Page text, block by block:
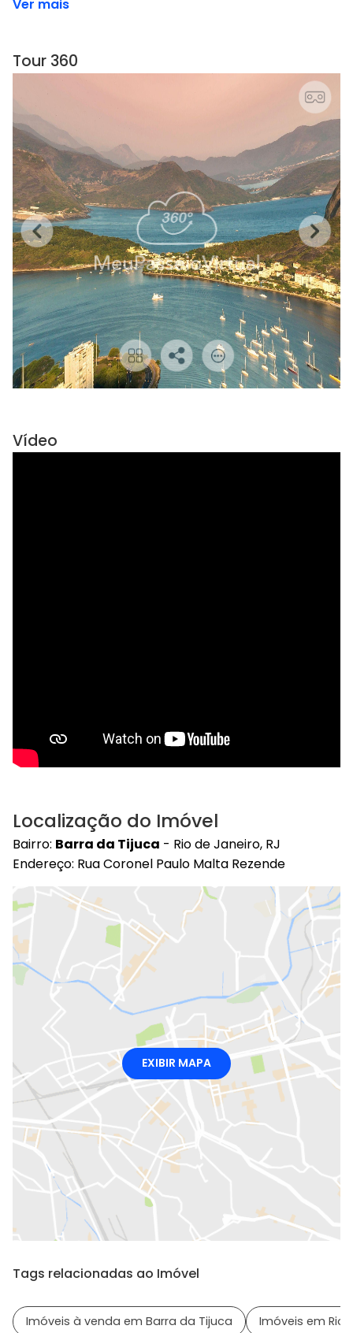
Ver mais
Tour 360
Vídeo
Localização do Imóvel
Bairro: Barra da Tijuca - Rio de Janeiro, RJ
Endereço: Rua Coronel Paulo Malta Rezende
EXIBIR MAPA
Tags relacionadas ao Imóvel
Imóveis à venda em Barra da Tijuca
Imóveis em Rio